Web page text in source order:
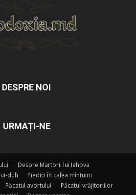
DESPRE NOI
URMAȚI-NE
Despre Martorii lui Iehova
duh
Piedici în calea mîntuirii
Păcatul avortului
Păcatul vrăjitoriilor